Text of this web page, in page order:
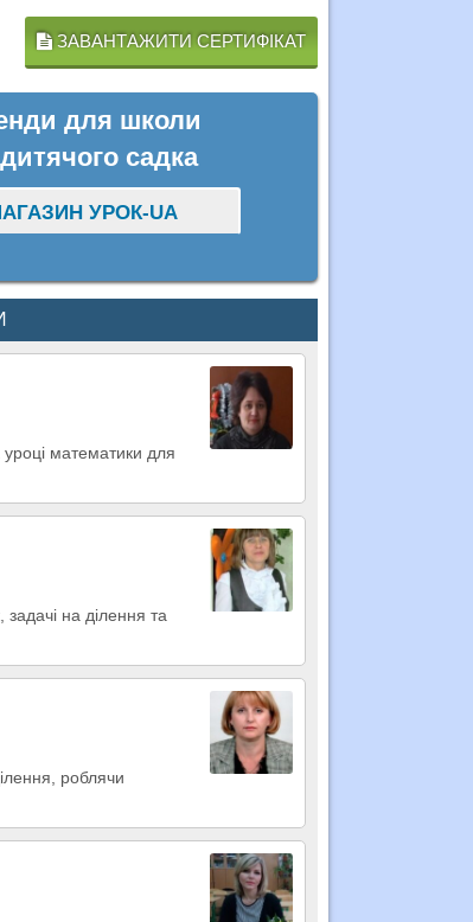
ЗАВАНТАЖИТИ СЕРТИФІКАТ
для школи
садка
УРОК-UA
уроці математики для
на ділення та
роблячи